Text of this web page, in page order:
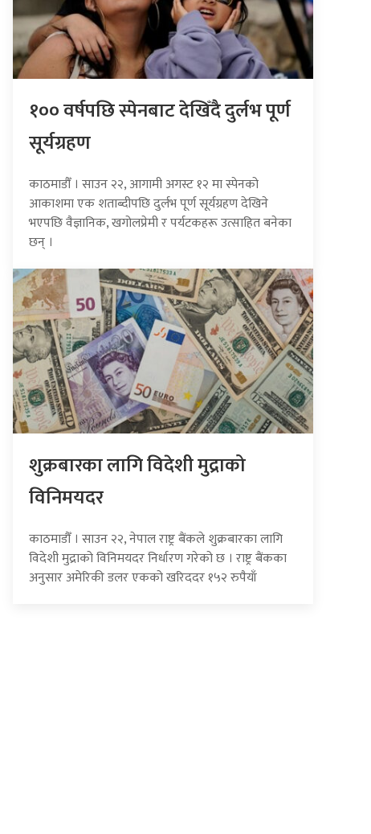
१०० वर्षपछि स्पेनबाट देखिँदै दुर्लभ पूर्ण
सूर्यग्रहण
काठमाडौँ । साउन २२, आगामी अगस्ट १२ मा स्पेनको
आकाशमा एक शताब्दीपछि दुर्लभ पूर्ण सूर्यग्रहण देखिने
भएपछि वैज्ञानिक, खगोलप्रेमी र पर्यटकहरू उत्साहित बनेका
छन् ।
शुक्रबारका लागि विदेशी मुद्राको
विनिमयदर
काठमाडौँ । साउन २२, नेपाल राष्ट्र बैंकले शुक्रबारका लागि
विदेशी मुद्राको विनिमयदर निर्धारण गरेको छ । राष्ट्र बैंकका
अनुसार अमेरिकी डलर एकको खरिददर १५२ रुपैयाँ